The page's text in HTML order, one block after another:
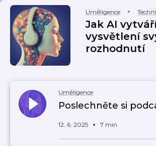
Uměligence
Jak AI
vysvětlení
rozhodnutí
Uměligence
Poslechněte si
12. 6. 2025 7 min